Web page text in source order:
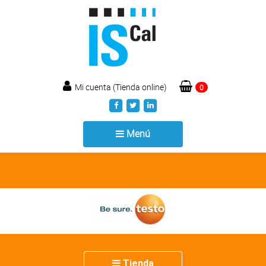
Mi cuenta (Tienda online) 0
Menú
navigation
Tienda